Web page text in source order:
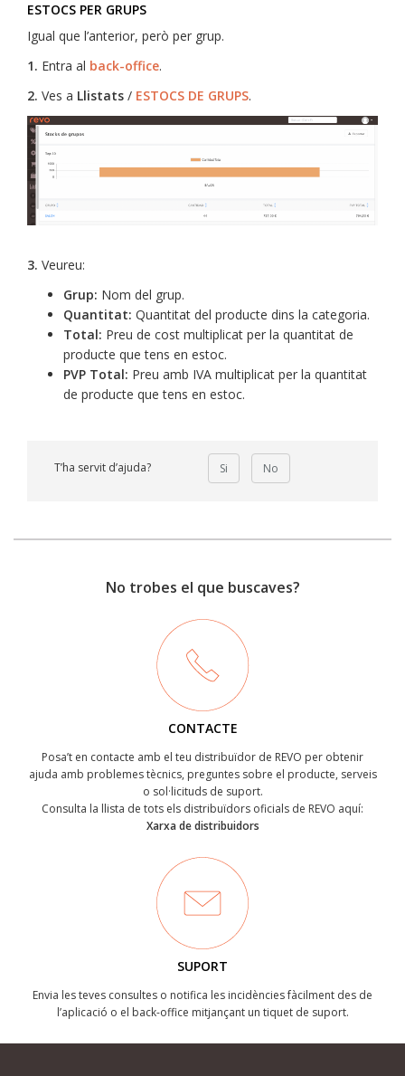
ESTOCS PER GRUPS
Igual que l’anterior, però per grup.
1. Entra al back-office.
2. Ves a Llistats / ESTOCS DE GRUPS.
3. Veureu:
Grup: Nom del grup.
Quantitat: Quantitat del producte dins la categoria.
Total: Preu de cost multiplicat per la quantitat de
producte que tens en estoc.
PVP Total: Preu amb IVA multiplicat per la quantitat
de producte que tens en estoc.
T’ha servit d’ajuda? Si No
No trobes el que buscaves?
CONTACTE
Posa’t en contacte amb el teu distribuïdor de REVO per obtenir
ajuda amb problemes tècnics, preguntes sobre el producte, serveis
o sol·licituds de suport.
Consulta la llista de tots els distribuïdors oficials de REVO aquí:
Xarxa de distribuidors
SUPORT
Envia les teves consultes o notifica les incidències fàcilment des de
l’aplicació o el back-office mitjançant un tiquet de suport.